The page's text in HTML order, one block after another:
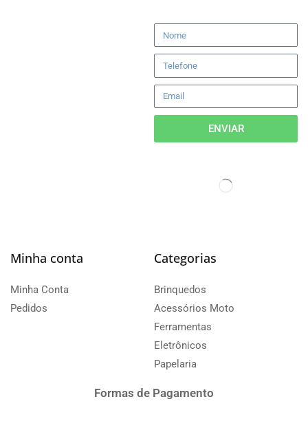
ENVIAR
Minha conta
Minha Conta
Pedidos
Categorias
Brinquedos
Acessórios Moto
Ferramentas
Eletrônicos
Papelaria
Formas de Pagamento